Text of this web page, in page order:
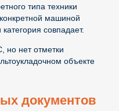
типа техники
машиной
совпадает.
но нет отметки
объекте
документов